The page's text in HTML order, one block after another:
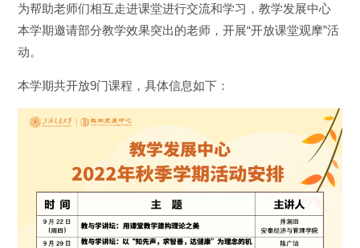
为帮助老师们相互走进课堂进行交流和学习，教学发展中心
本学期邀请部分教学效果突出的老师，开展“开放课堂观摩”活
动。
本学期共开放9门课程，具体信息如下：